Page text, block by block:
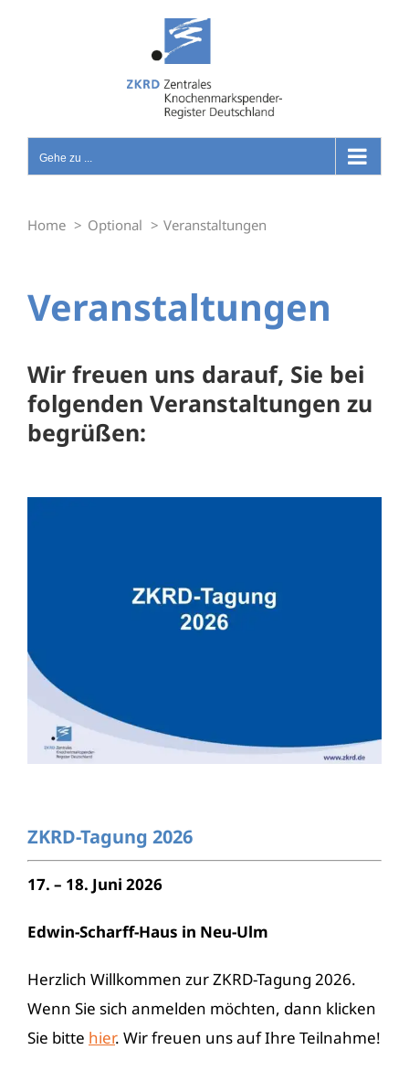
Gehe zu ...
Home Optional Veranstaltungen
Veranstaltungen
Wir freuen uns darauf, Sie bei
folgenden Veranstaltungen zu
begrüßen:
ZKRD-Tagung 2026
17. – 18. Juni 2026
Edwin-Scharff-Haus in Neu-Ulm
Herzlich Willkommen zur ZKRD-Tagung 2026.
Wenn Sie sich anmelden möchten, dann klicken
Sie bitte hier. Wir freuen uns auf Ihre Teilnahme!